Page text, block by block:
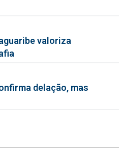
valoriza
delação, mas